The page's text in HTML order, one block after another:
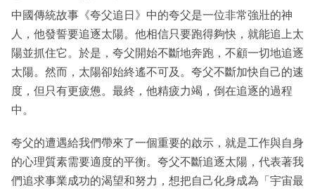
中國傳統故事《夸父追日》中的夸父是一位非常強壯的神
人，他發誓要追逐太陽。他相信只要跑得夠快，就能追上太
陽並抓住它。於是，夸父開始不斷地奔跑，不顧一切地追逐
太陽。然而，太陽卻始終遙不可及。夸父不斷加快自己的速
度，但只有更疲憊。最終，他精疲力竭，倒在追逐的過程
中。
夸父的遭遇給我們帶來了一個重要的啟示，就是工作與自身
的心理質素需要適度的平衡。夸父不斷追逐太陽，代表著我
們追求事業成功的渴望和努力，想把自己化身成為「宇宙最